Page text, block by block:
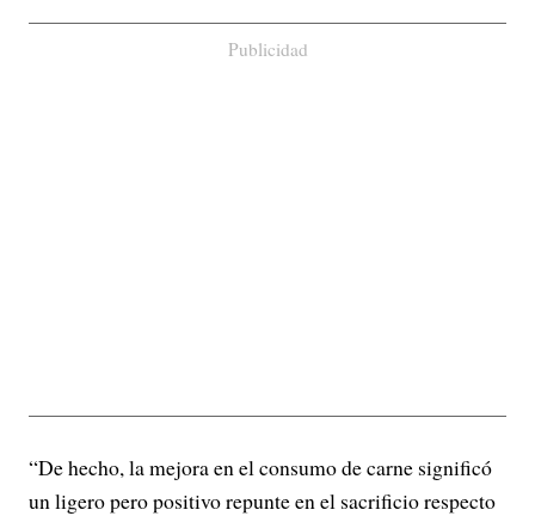
Publicidad
“De hecho, la mejora en el consumo de carne significó
un ligero pero positivo repunte en el sacrificio respecto